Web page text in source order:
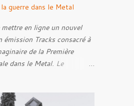
guerre dans le Metal
en ligne un nouvel
émission Tracks consacré à
de la Première
dans le Metal. Le
de la Grande